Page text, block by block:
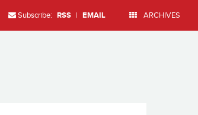
Subscribe: RSS | EMAIL ARCHIVES